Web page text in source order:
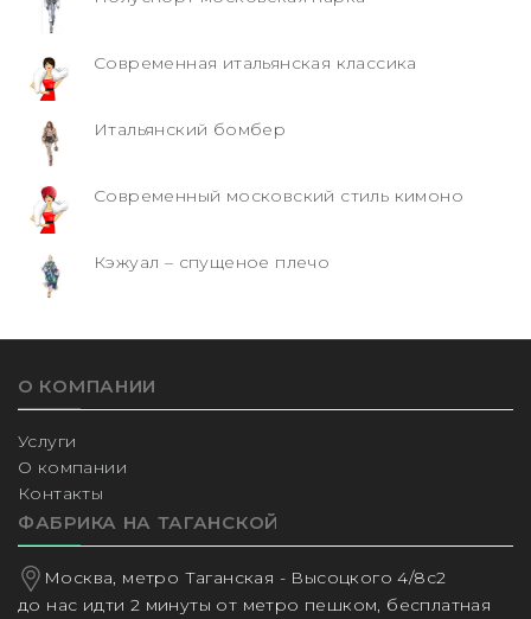
Современная итальянская классика
Итальянский бомбер
Современный московский стиль кимоно
Кэжуал – спущеное плечо
О КОМПАНИИ
Услуги
О компании
Контакты
ФАБРИКА НА ТАГАНСКОЙ
Москва, метро Таганская - Высоцкого 4/8с2
до нас идти 2 минуты от метро пешком, бесплатная